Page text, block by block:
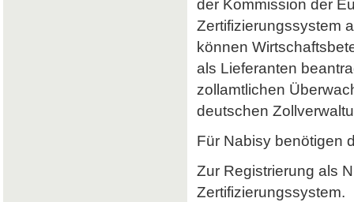
der Kommission der
Zertifizierungssystem
können
als Lieferanten
zollamtlichen
deutschen
Für Nabisy benötigen
Zur Registrierung als
Zertifizierungssystem.